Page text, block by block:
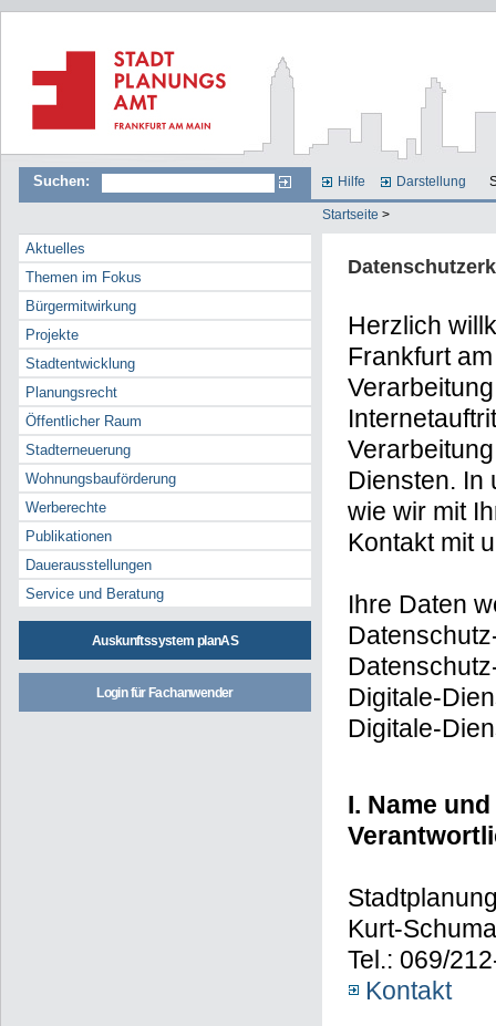
Suchen: Hilfe Darstellung
Startseite >
Aktuelles
Themen im Fokus
Bürgermitwirkung
Projekte
Stadtentwicklung
Planungsrecht
Öffentlicher Raum
Stadterneuerung
Wohnungsbauförderung
Werberechte
Publikationen
Dauerausstellungen
Service und Beratung
Auskunftssystem planAS
Login für Fachanwender
Herzlich
Frankfurt
Diensten. In
wie wir mit
Kontakt mit
Ihre Daten
Digitale-
Digitale-
I. Name
Kurt-
Tel.: 069/
Kontakt